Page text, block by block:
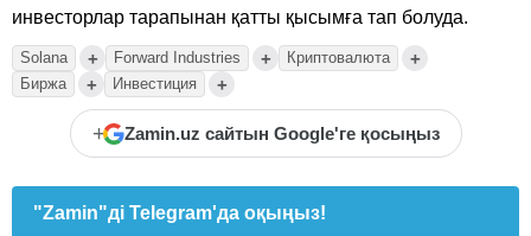
инвесторлар тарапынан қатты қысымға тап болуда.
Solana + Forward Industries + Криптовалюта +
Биржа + Инвестиция +
+ Zamin.uz сайтын Google'ге қосыңыз
"Zamin"ді Telegram'да оқыңыз!